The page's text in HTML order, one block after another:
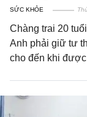
SỨC KHỎE
Chàng trai 20
Anh phải giữ tư
cho đến khi